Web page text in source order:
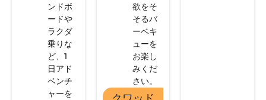
ンドボ
ードや
ラクダ
乗りな
ど、1
日アド
ベンチ
ャーを
欲をそ
そるバ
ーベキ
ューを
お楽し
みくだ
さい。